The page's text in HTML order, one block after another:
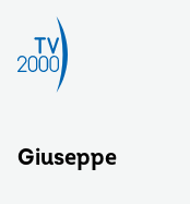
Giuseppe